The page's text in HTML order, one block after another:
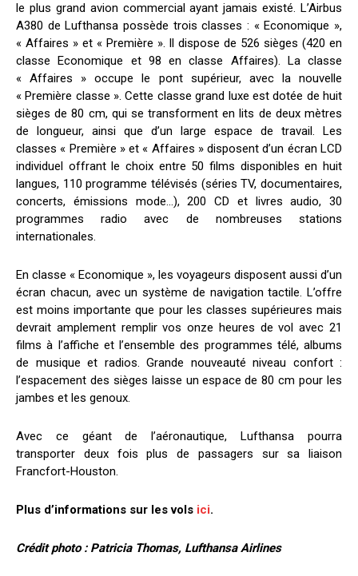
le plus grand avion commercial ayant jamais existé. L’Airbus
A380 de Lufthansa possède trois classes : « Economique »,
« Affaires » et « Première ». Il dispose de 526 sièges (420 en
classe Economique et 98 en classe Affaires). La classe
« Affaires » occupe le pont supérieur, avec la nouvelle
« Première classe ». Cette classe grand luxe est dotée de huit
sièges de 80 cm, qui se transforment en lits de deux mètres
de longueur, ainsi que d’un large espace de travail. Les
classes « Première » et « Affaires » disposent d’un écran LCD
individuel offrant le choix entre 50 films disponibles en huit
langues, 110 programme télévisés (séries TV, documentaires,
concerts, émissions mode…), 200 CD et livres audio, 30
programmes radio avec de nombreuses stations
internationales.
En classe « Economique », les voyageurs disposent aussi d’un
écran chacun, avec un système de navigation tactile. L’offre
est moins importante que pour les classes supérieures mais
devrait amplement remplir vos onze heures de vol avec 21
films à l’affiche et l’ensemble des programmes télé, albums
de musique et radios. Grande nouveauté niveau confort :
l’espacement des sièges laisse un espace de 80 cm pour les
jambes et les genoux.
Avec ce géant de l’aéronautique, Lufthansa pourra
transporter deux fois plus de passagers sur sa liaison
Francfort-Houston.
Plus d’informations sur les vols ici.
Crédit photo : Patricia Thomas, Lufthansa Airlines